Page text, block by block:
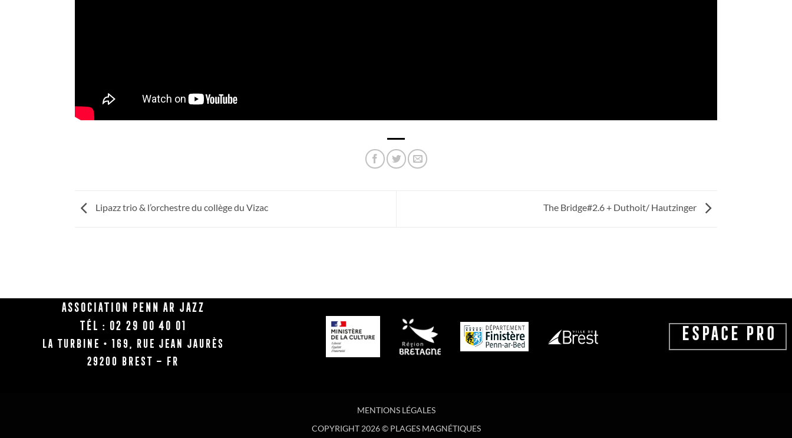
Lipazz trio & l’orchestre du collège du Vizac The Bridge#2.6 + Duthoit/ Hautzinger
Association Penn Ar Jazz
Tél : 02 29 00 40 01
La Turbine • 169, rue Jean Jaurès
29200 BREST – FR
ESPACE PRO
MENTIONS LÉGALES
COPYRIGHT 2026 © PLAGES MAGNÉTIQUES